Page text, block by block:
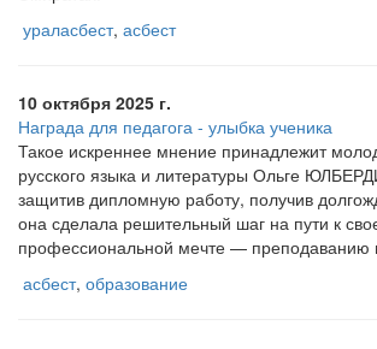
ураласбест, асбест
10 октября 2025 г.
Награда для педагога - улыбка ученика
Такое искреннее мнение принадлежит
русского языка и литературы Ольге
защитив дипломную работу, получив
она сделала решительный шаг на пути к
профессиональной мечте — преподаванию
асбест, образование